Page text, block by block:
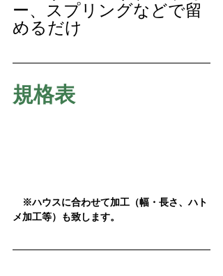
ー、スプリングなどで留
めるだけ
規格表
※ハウスに合わせて加工（幅・長さ、ハト
メ加工等）も致します。